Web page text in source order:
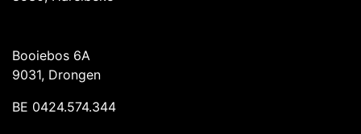
Booiebos 6A
9031, Drongen
BE 0424.574.344